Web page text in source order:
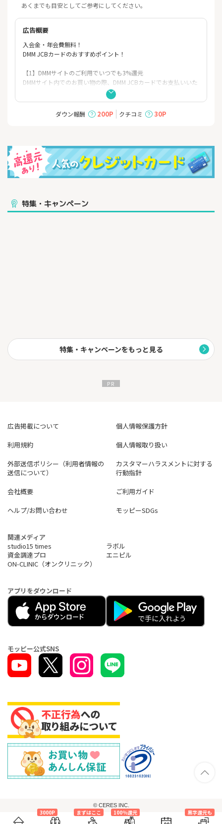
3000P まずはここ
100％還元
黒字還元も
あくまでも目安としてご参考にしてください。
広告概要
入会金・年会費無料！
DMM JCBカードのおすすめポイント！
【1】DMMサイトのご利用でいつでも3%還元
DMMサイト内でのお買い物の際、DMM JCBカードでお支払いいた
だくと、商品代金(税込)の3%がDMMポイントにて還元されます。
【2】DMMサイト外のご利用でいつでも1%還元
DMMサイト外でのご利用の場合は、DMM JCBカードで決済してい
【3】最短5分でカード発行
DMM JCBカードを申し込み後、最短5分でカードが発行！
さらに「初回登録手続き」完了後は、DMMサイトのアカウントに
カードが自動登録
ダウン報酬 200P クチコミ 30P
特集・キャンペーン
特集・キャンペーンをもっと見る
広告掲載について
個人情報保護方針
利用規約
個人情報取り扱い
外部送信ポリシー（利用者情報の
送信について）
カスタマーハラスメントに対する
行動指針
会社概要
ご利用ガイド
ヘルプ/お問い合わせ
モッピーSDGs
関連メディア
studio15 times
ラボル
資金調達プロ
エニピル
ON-CLINIC（オンクリニック）
アプリをダウンロード
モッピー公式SNS
© CERES INC.